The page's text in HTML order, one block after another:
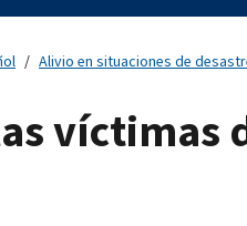
Alivio en situaciones de
víctimas